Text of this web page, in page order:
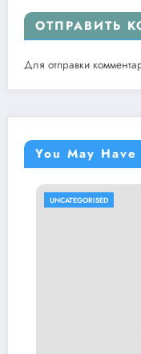
ОТПРАВИТЬ
Для отправки
You May Have
UNCATEGORISED